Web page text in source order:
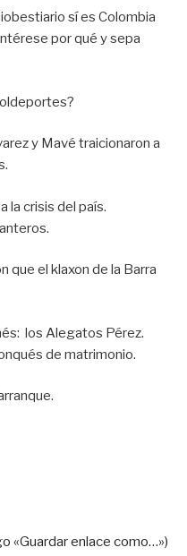
sí es Colombia
por qué y sepa
y Mavé traicionaron a
la crisis del país.
que el klaxon de la Barra
los Alegatos Pérez.
de matrimonio.
«Guardar enlace como…»)